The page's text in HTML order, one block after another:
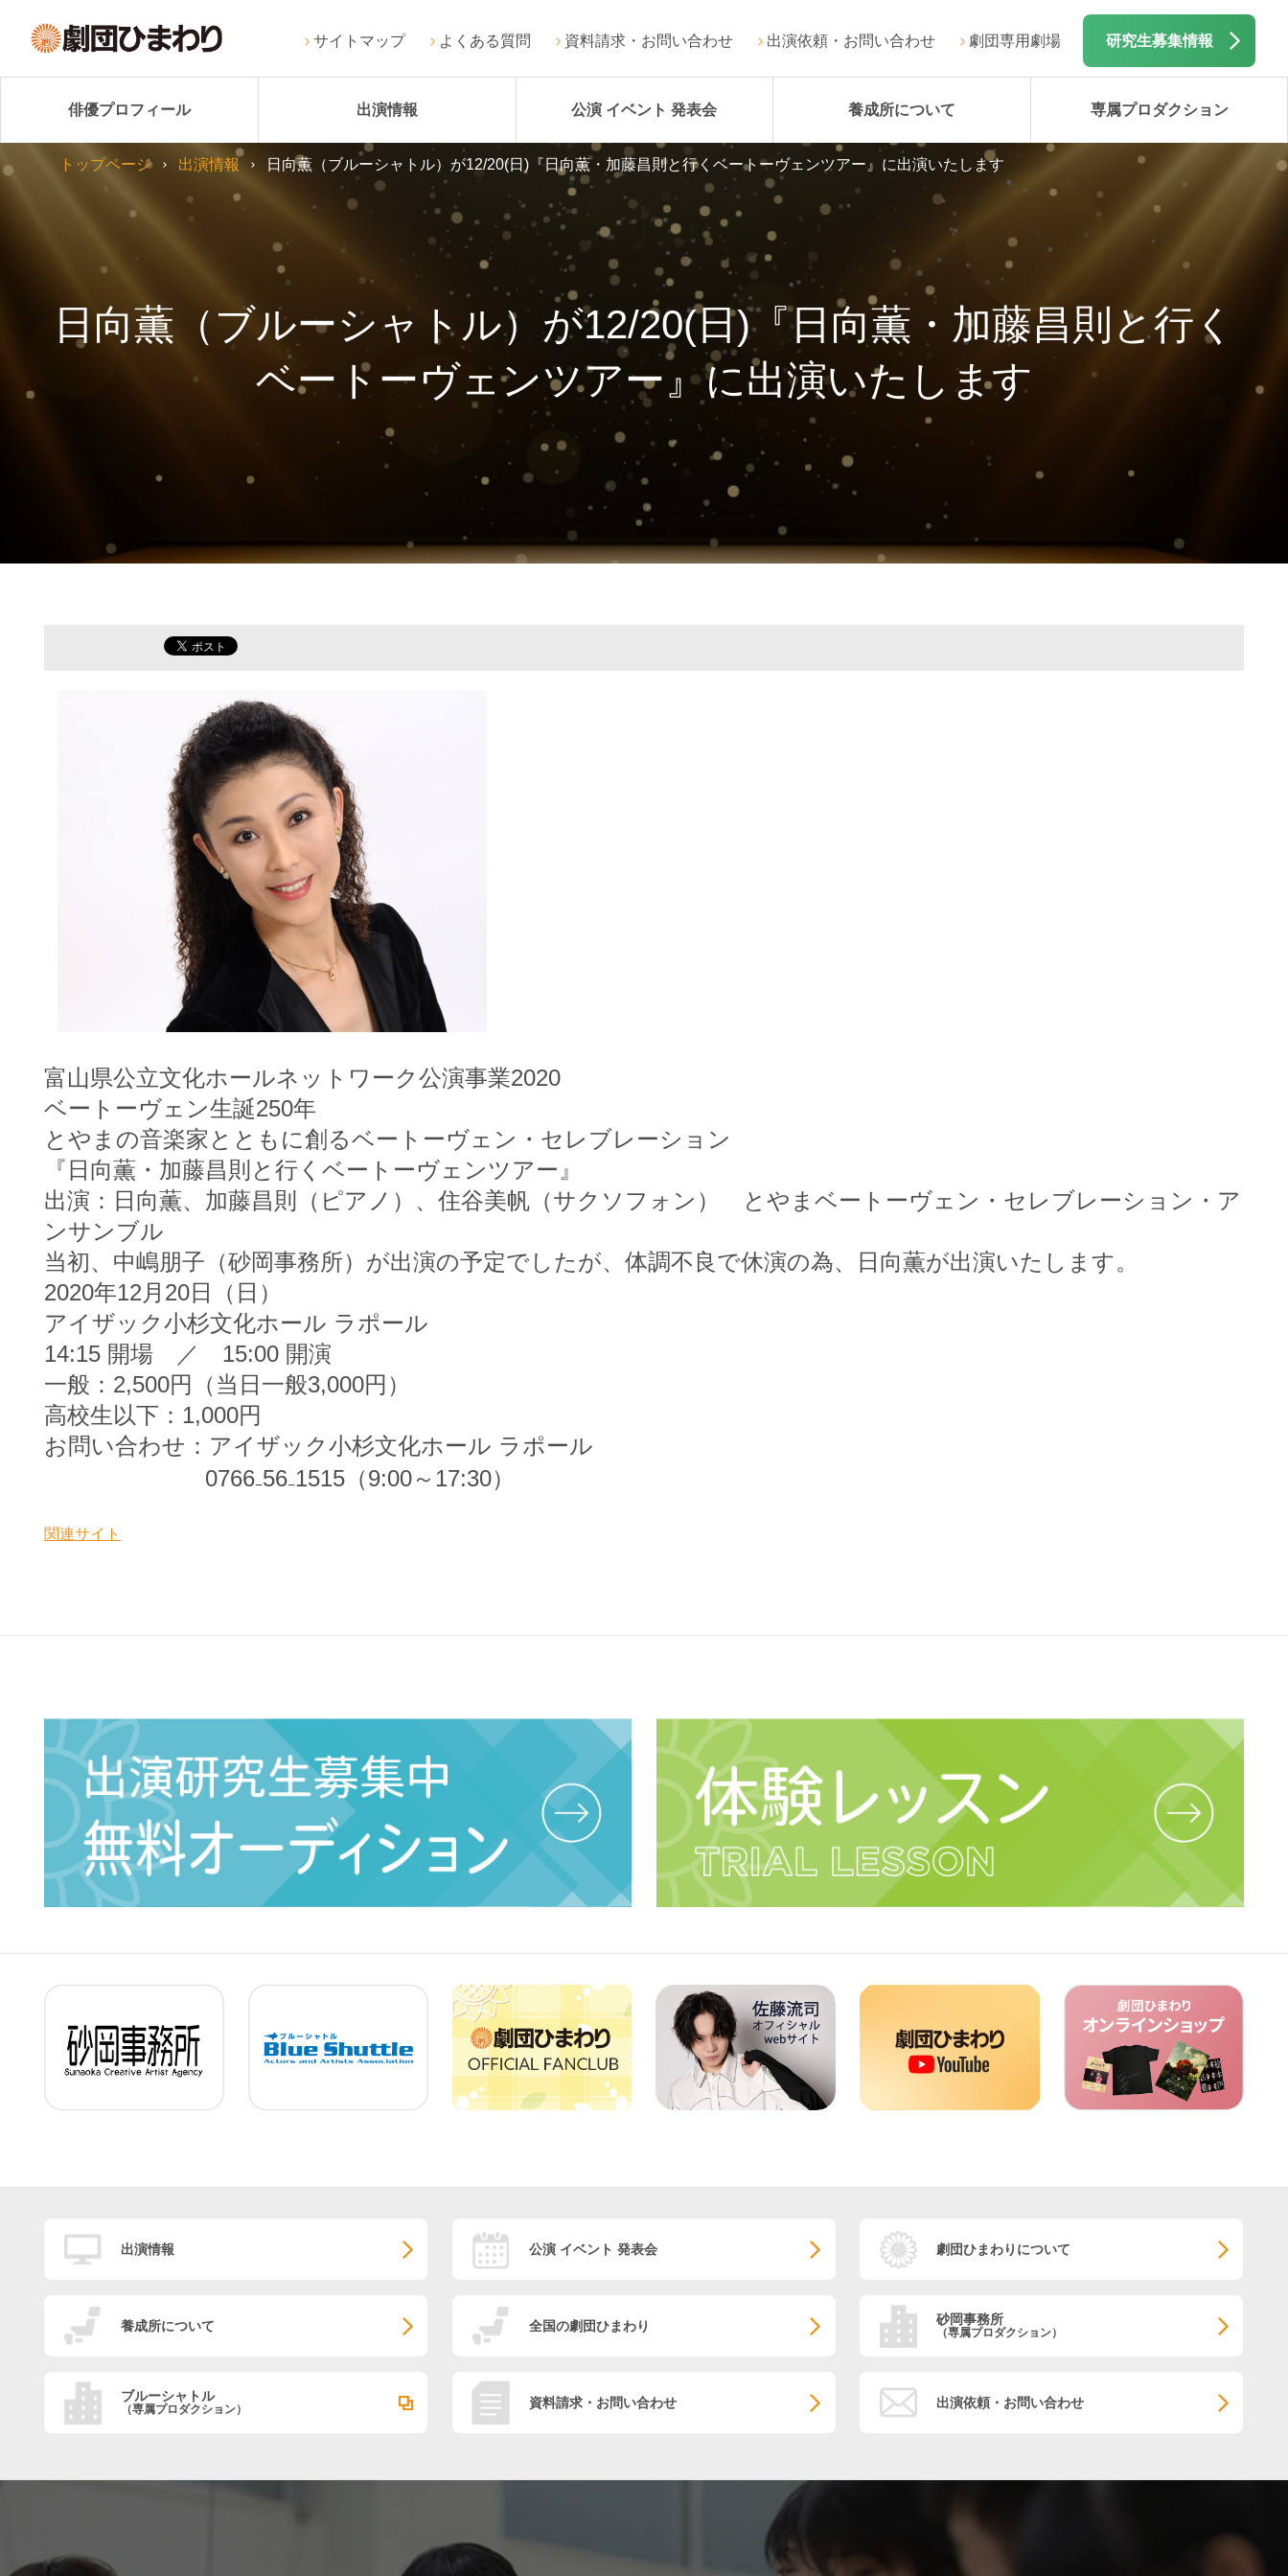
サイトマップ よくある質問 資料請求・お問い合わせ 出演依頼・お問い合わせ 劇団専用劇場 研究生募集情報
俳優プロフィール 出演情報 公演 イベント 発表会 養成所について 専属プロダクション
日向薫（ブルーシャトル）が12/20(日)『日向薫・加藤昌則と行く
ベートーヴェンツアー』に出演いたします
トップページ 出演情報 日向薫（ブルーシャトル）が12/20(日)『日向薫・加藤昌則と行くベートーヴェンツアー』に出演いたします
富山県公立文化ホールネットワーク公演事業2020
ベートーヴェン生誕250年
とやまの音楽家とともに創るベートーヴェン・セレブレーション
『日向薫・加藤昌則と行くベートーヴェンツアー』
出演：日向薫、加藤昌則（ピアノ）、住谷美帆（サクソフォン）
とやまベートーヴェン・セレブレーション・ア
ンサンブル
当初、中嶋朋子（砂岡事務所）が出演の予定でしたが、体調不良で休演の為、
日向薫が出演いたします。
2020年12月20日（日）
アイザック小杉文化ホール ラポール
14:15 開場 ／ 15:00 開演
一般：2,500円（当日一般3,000円）
高校生以下：1,000円
お問い合わせ：アイザック小杉文化ホール ラポール
0766₋56₋1515（9:00～17:30）
関連サイト
出演情報 公演 イベント 発表会 劇団ひまわりについて
養成所について 全国の劇団ひまわり 砂岡事務所
（専属プロダクション）
ブルーシャトル
（専属プロダクション） 資料請求・お問い合わせ 出演依頼・お問い合わせ